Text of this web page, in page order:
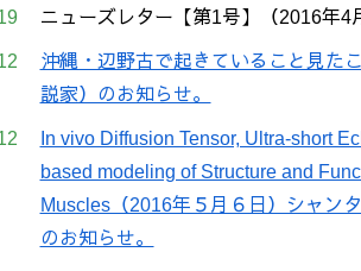
ニューズレター【第1号】（2016年4
沖縄・辺野古で起きていること見た
説家）のお知らせ。
In vivo Diffusion Tensor, Ultra-short
based modeling of Structure and
Muscles（2016年５月６日）シャン
のお知らせ。